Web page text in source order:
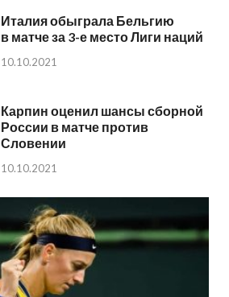
Италия обыграла Бельгию
в матче за 3-е место Лиги наций
10.10.2021
Карпин оценил шансы сборной
России в матче против
Словении
10.10.2021